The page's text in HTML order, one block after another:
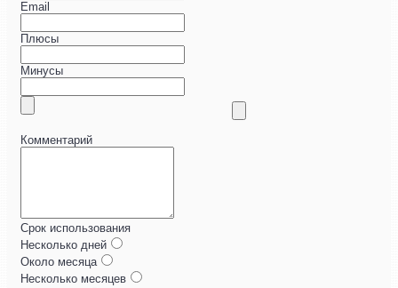
Email
Плюсы
Минусы
Комментарий
Срок использования
Несколько дней
Около месяца
Несколько месяцев